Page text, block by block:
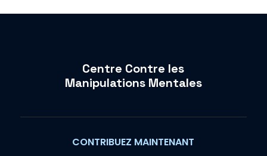
Centre Contre les
Manipulations Mentales
CONTRIBUEZ MAINTENANT